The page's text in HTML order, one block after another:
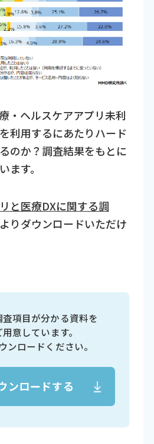
・ヘルスケアアプリ未利
利用するにあたりハード
のか？調査結果をもとに
ます。
と医療DXに関する調
りダウンロードいただけ
項目が分かる資料を
意しています。
ンロードください。
ンロードする